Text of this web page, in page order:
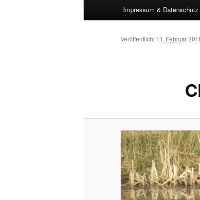
Impressum & Datenschutz
Veröffentlicht 11. Februar